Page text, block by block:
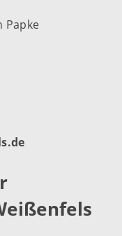
Papke